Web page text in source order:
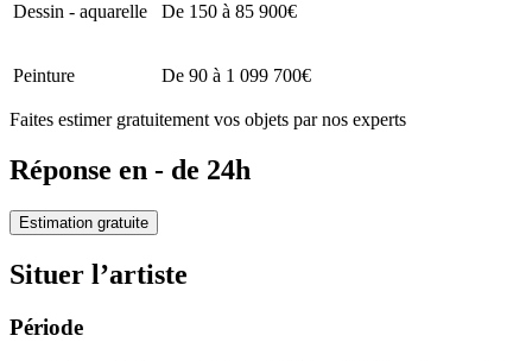
Dessin - aquarelle De 150 à 85 900€
Peinture De 90 à 1 099 700€
Faites estimer gratuitement vos objets par nos experts
Réponse en - de 24h
Estimation gratuite
Situer l’artiste
Période